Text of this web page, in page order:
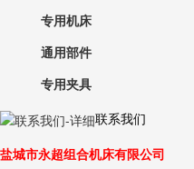
专用机床
通用部件
专用夹具
联系我们
盐城市永超组合机床有限公司